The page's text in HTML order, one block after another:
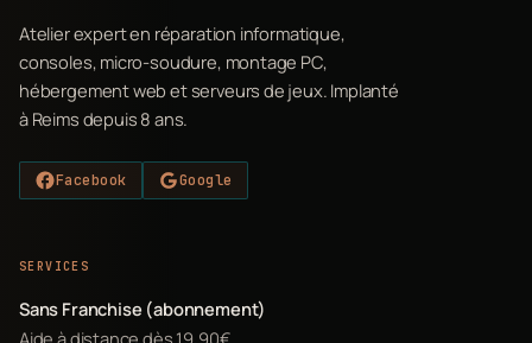
Atelier expert en réparation informatique,
consoles, micro-soudure, montage PC,
hébergement web et serveurs de jeux. Implanté
à Reims depuis 8 ans.
Facebook Google
SERVICES
Sans Franchise (abonnement)
Aide à distance dès 19,90€